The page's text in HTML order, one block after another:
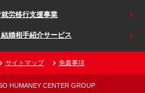
労移行支援事業
婚相手紹介サービス
サイトマップ 免責事項
HUMANEY CENTER GROUP